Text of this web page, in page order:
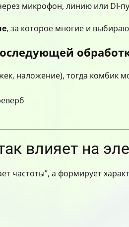
микрофон, линию или DI-
, за которое многие и
наложение), тогда комбик
влияет на
частоты”, а формирует